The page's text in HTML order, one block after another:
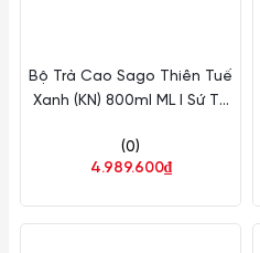
Bộ Trà Cao Sago Thiên Tuế
Xanh (KN) 800ml ML I Sứ TB
(0)
4.989.600₫